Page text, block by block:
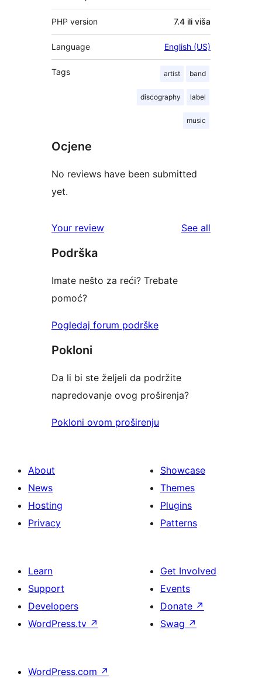
PHP version 7.4 ili viša
Language English (US)
Tags artist band
discography label
music
Ocjene
No reviews have been submitted
yet.
Your review See all
Podrška
Imate nešto za reći? Trebate
pomoć?
Pogledaj forum podrške
Pokloni
Da li bi ste željeli da podržite
napredovanje ovog proširenja?
Pokloni ovom proširenju
About
News
Hosting
Privacy
Showcase
Themes
Plugins
Patterns
Learn
Support
Developers
WordPress.tv ↗
Get Involved
Events
Donate ↗
Swag ↗
WordPress.com ↗